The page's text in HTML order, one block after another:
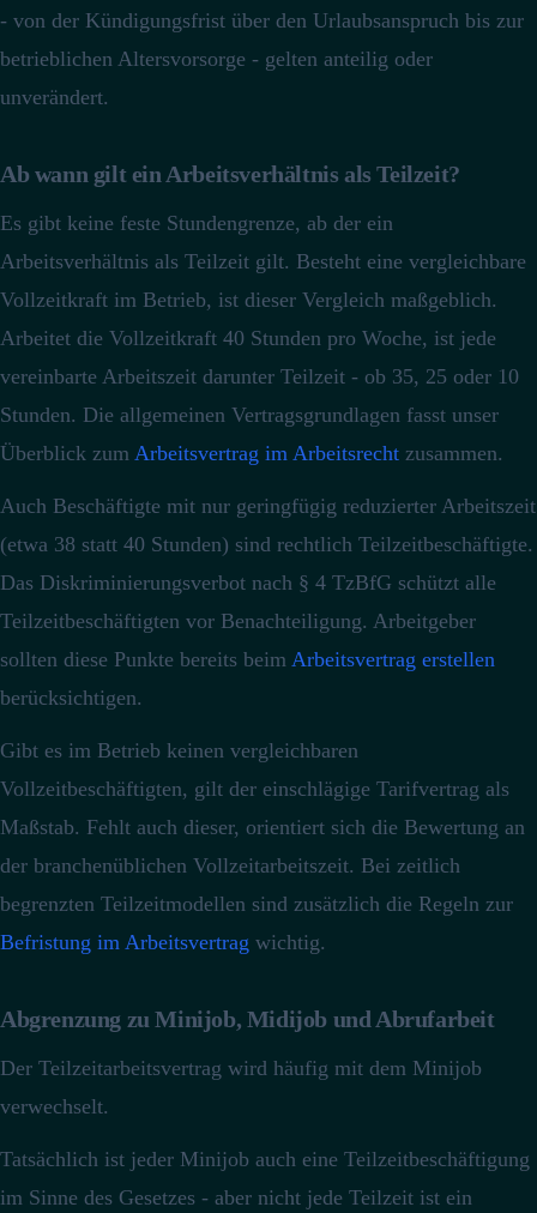
- von der Kündigungsfrist über den Urlaubsanspruch bis zur
betrieblichen Altersvorsorge - gelten anteilig oder
unverändert.
Ab wann gilt ein Arbeitsverhältnis als Teilzeit?
Es gibt keine feste Stundengrenze, ab der ein
Arbeitsverhältnis als Teilzeit gilt. Besteht eine vergleichbare
Vollzeitkraft im Betrieb, ist dieser Vergleich maßgeblich.
Arbeitet die Vollzeitkraft 40 Stunden pro Woche, ist jede
vereinbarte Arbeitszeit darunter Teilzeit - ob 35, 25 oder 10
Stunden. Die allgemeinen Vertragsgrundlagen fasst unser
Überblick zum Arbeitsvertrag im Arbeitsrecht zusammen.
Auch Beschäftigte mit nur geringfügig reduzierter Arbeitszeit
(etwa 38 statt 40 Stunden) sind rechtlich Teilzeitbeschäftigte.
Das Diskriminierungsverbot nach § 4 TzBfG schützt alle
Teilzeitbeschäftigten vor Benachteiligung. Arbeitgeber
sollten diese Punkte bereits beim Arbeitsvertrag erstellen
berücksichtigen.
Gibt es im Betrieb keinen vergleichbaren
Vollzeitbeschäftigten, gilt der einschlägige Tarifvertrag als
Maßstab. Fehlt auch dieser, orientiert sich die Bewertung an
der branchenüblichen Vollzeitarbeitszeit. Bei zeitlich
begrenzten Teilzeitmodellen sind zusätzlich die Regeln zur
Befristung im Arbeitsvertrag wichtig.
Abgrenzung zu Minijob, Midijob und Abrufarbeit
Der Teilzeitarbeitsvertrag wird häufig mit dem Minijob
verwechselt.
Tatsächlich ist jeder Minijob auch eine Teilzeitbeschäftigung
im Sinne des Gesetzes - aber nicht jede Teilzeit ist ein